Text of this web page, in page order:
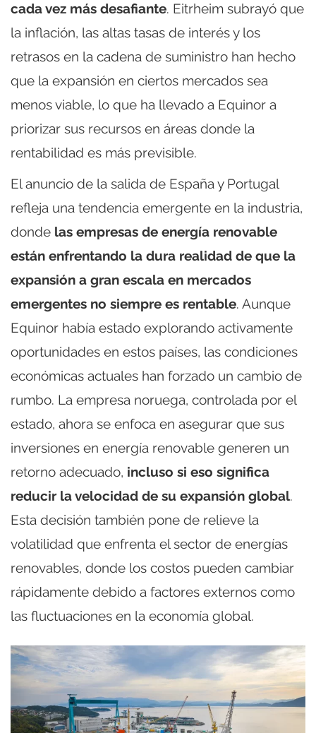
cada vez más desafiante. Eitrheim subrayó que
la inflación, las altas tasas de interés y los
retrasos en la cadena de suministro han hecho
que la expansión en ciertos mercados sea
menos viable, lo que ha llevado a Equinor a
priorizar sus recursos en áreas donde la
rentabilidad es más previsible.
El anuncio de la salida de España y Portugal
refleja una tendencia emergente en la industria,
donde las empresas de energía renovable
están enfrentando la dura realidad de que la
expansión a gran escala en mercados
emergentes no siempre es rentable. Aunque
Equinor había estado explorando activamente
oportunidades en estos países, las condiciones
económicas actuales han forzado un cambio de
rumbo. La empresa noruega, controlada por el
estado, ahora se enfoca en asegurar que sus
inversiones en energía renovable generen un
retorno adecuado, incluso si eso significa
reducir la velocidad de su expansión global.
Esta decisión también pone de relieve la
volatilidad que enfrenta el sector de energías
renovables, donde los costos pueden cambiar
rápidamente debido a factores externos como
las fluctuaciones en la economía global.